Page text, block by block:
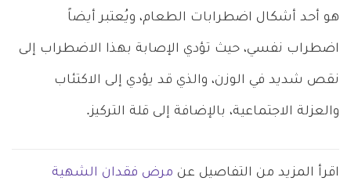
هو أحد أشكال اضطرابات الطعام، ويُعتبر أيضاً
اضطراب نفسي، حيث تؤدي الإصابة بهذا الاضطراب إلى
نقص شديد في الوزن، والذي قد يؤدي إلى الاكتئاب
والعزلة الاجتماعية، بالإضافة إلى قلة التركيز.
اقرأ المزيد من التفاصيل عن مرض فقدان الشهية